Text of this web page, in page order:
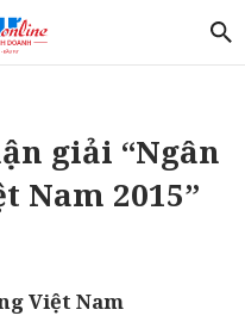
giải “Ngân
Nam 2015”
Việt Nam